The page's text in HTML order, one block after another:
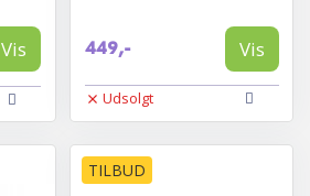
Vis 449,- Vis
Udsolgt
TILBUD